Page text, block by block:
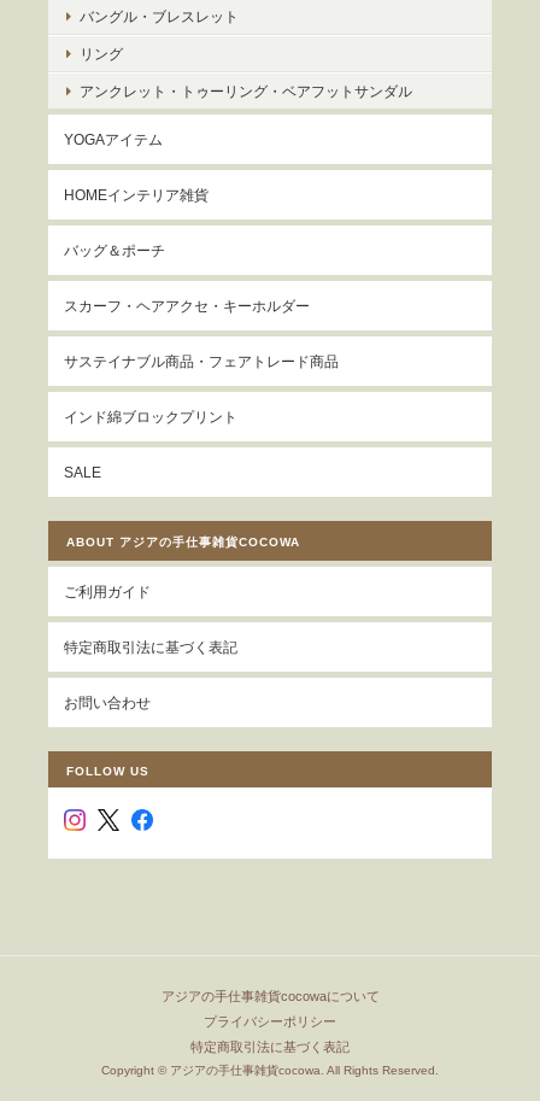
バングル・ブレスレット
リング
アンクレット・トゥーリング・ベアフットサンダル
YOGAアイテム
HOMEインテリア雑貨
バッグ＆ポーチ
スカーフ・ヘアアクセ・キーホルダー
サステイナブル商品・フェアトレード商品
インド綿ブロックプリント
SALE
ABOUT アジアの手仕事雑貨COCOWA
ご利用ガイド
特定商取引法に基づく表記
お問い合わせ
FOLLOW US
アジアの手仕事雑貨cocowaについて
プライバシーポリシー
特定商取引法に基づく表記
Copyright © アジアの手仕事雑貨cocowa. All Rights Reserved.